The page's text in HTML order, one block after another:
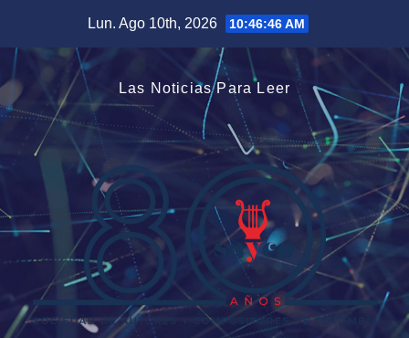
contenido
Lun. Ago 10th, 2026 10:46:47 AM
Las Noticias Para Leer